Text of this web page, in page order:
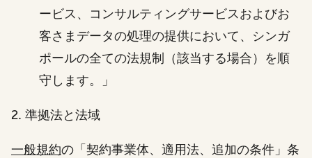
ービス、コンサルティングサービスおよびお
客さまデータの処理の提供において、シンガ
ポールの全ての法規制（該当する場合）を順
守します。」
2. 準拠法と法域
一般規約の「契約事業体、適用法、追加の条件」条